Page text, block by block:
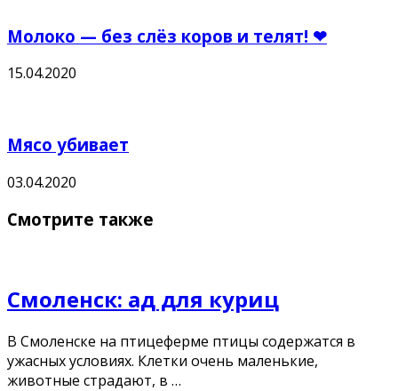
Молоко — без слёз коров и телят! ❤
15.04.2020
Мясо убивает
03.04.2020
Смотрите также
Смоленск: ад для куриц
В Смоленске на птицеферме птицы содержатся в
ужасных условиях. Клетки очень маленькие,
животные страдают, в …